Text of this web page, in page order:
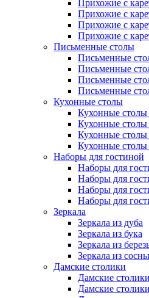
Прихожие с
Прихожие с
Прихожие с
Прихожие с
Письменные столы
Письменные
Письменные
Письменные
Письменные
Кухонные столы
Кухонные столы
Кухонные столы
Кухонные столы
Кухонные столы
Наборы для гостиной
Наборы для
Наборы для
Наборы для
Наборы для
Зеркала
Зеркала из дуба
Зеркала из бука
Зеркала из
Зеркала из сосны
Дамские столики
Дамские
Дамские